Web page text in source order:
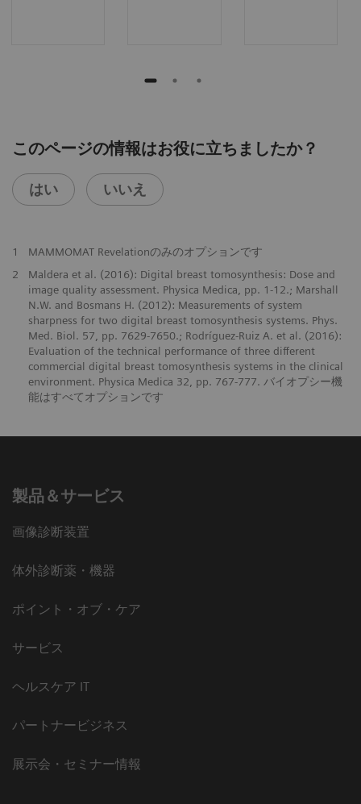
このページの情報はお役に立ちましたか？
はい いいえ
1
MAMMOMAT Revelationのみのオプションです
2
Maldera et al. (2016): Digital breast tomosynthesis: Dose and
image quality assessment. Physica Medica, pp. 1-12.; Marshall
N.W. and Bosmans H. (2012): Measurements of system
sharpness for two digital breast tomosynthesis systems. Phys.
Med. Biol. 57, pp. 7629-7650.; Rodríguez-Ruiz A. et al. (2016):
Evaluation of the technical performance of three different
commercial digital breast tomosynthesis systems in the clinical
environment. Physica Medica 32, pp. 767-777. バイオプシー機
能はすべてオプションです
製品＆サービス
画像診断装置
体外診断薬・機器
ポイント・オブ・ケア
サービス
ヘルスケア IT
パートナービジネス
展示会・セミナー情報